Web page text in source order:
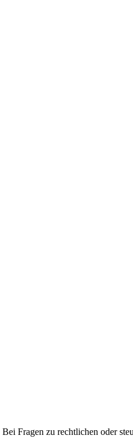
Bei Fragen zu rechtlichen oder